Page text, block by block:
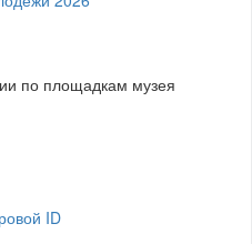
по площадкам музея